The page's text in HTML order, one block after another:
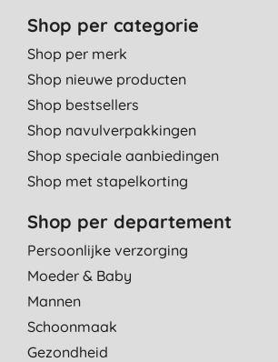
Shop per categorie
Shop per merk
Shop nieuwe producten
Shop bestsellers
Shop navulverpakkingen
Shop speciale aanbiedingen
Shop met stapelkorting
Shop per departement
Persoonlijke verzorging
Moeder & Baby
Mannen
Schoonmaak
Gezondheid